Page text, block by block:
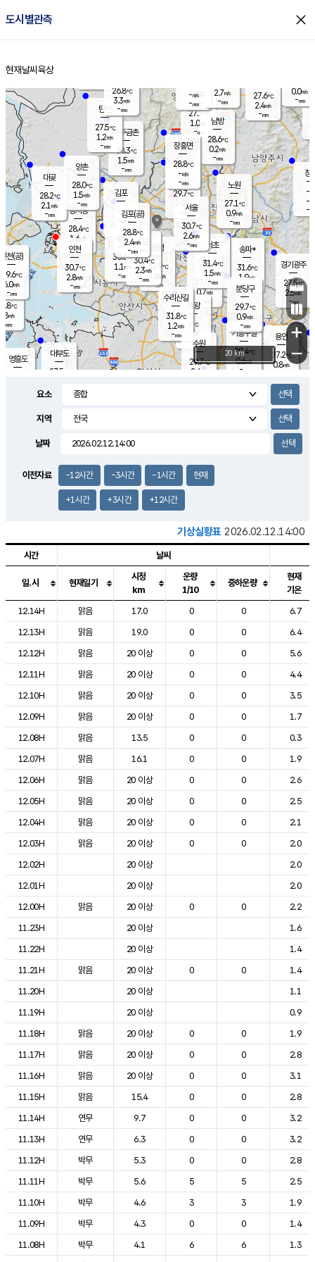
도시별관측 close
홈
현재날씨 육상
의도
℃
m/s
mm
영흥도
양주
27.7℃
1.0
-mm
과천
27.0℃
0.7m/s
- mm
용인
27.2℃
0.8m/s
경기광주
27.5℃
2.5m/s
-mm
1.1m/s
대부도
27.5
경서동
28.4℃
1.6 m/s
-mm
파주금촌
28.3℃
1.5m/s
-mm
27.6℃
2.4m/s
-mm
대곶
28.2℃
2.1 m/s
-mm
창
-
-m/
-
탄현
27.5℃
1.2m/s
-mm
0.0m/s
-mm
의왕
- ℃
m/s
mm
김포
- ℃
-m/s
mm
광명
32.9 ℃
1.6 m/s
-mm
부천
30.6℃
1.1 m/s
-mm
양촌
28.0℃
1.5m/s
-mm
구로
30.4℃
2.3m/s
-mm
은평
29.7℃
2.9 m/s
- mm
노원
27.1℃
0.9m/s
-mm
송파*
31.6℃
1.9m/s
-mm
서초
31.4℃
1.5m/s
-mm
남방
28.6℃
0.2m/s
-mm
기흥구갈
29.4℃
0.6m/s
-
수리산길
31.8℃
1.2m/s
-mm
분당구
29.7℃
0.9m/s
-mm
장흥면
28.8℃
-m/s
-mm
-m/s
-mm
인천(공)
29.6℃
6.0m/s
-mm
김포(공)
28.8℃
2.4m/s
-mm
수원
29.7℃
2.4 m/s
인천
30.7℃
2.8m/s
-mm
서울
30.7℃
2.6m/s
-mm
26.8℃
3.3m/s
-mm
2.7m/s
-mm
+
−
20 km
요소
지역
날짜
이전자료 -12시간 -3시간 -1시간 현재
+1시간 +3시간 +12시간
기상실황표 2026.02.12.14:00
도시별 기상실황표로 지점, 날씨, 기온, 강수, 바람, 기압등을 안내한 표입
시간 날씨
일.시 현재일기
시정
km
운량
1/10
중하운량
현재
기온
12.14H
맑음 17.0 0 0
6.7
12.13H
맑음 19.0 0 0
6.4
12.12H
맑음 20 이상 0 0
5.6
12.11H
맑음 20 이상 0 0
4.4
12.10H
맑음 20 이상 0 0
3.5
12.09H
맑음 20 이상 0 0
1.7
12.08H
맑음 13.5 0 0
0.3
12.07H
맑음 16.1 0 0
1.9
12.06H
맑음 20 이상 0 0
2.6
12.05H
맑음 20 이상 0 0
2.5
12.04H
맑음 20 이상 0 0
2.1
12.03H
맑음 20 이상 0 0
2.0
12.02H
20 이상
2.0
12.01H
20 이상
2.0
12.00H
맑음 20 이상 0 0
2.2
11.23H
20 이상
1.6
11.22H
20 이상
1.4
11.21H
맑음 20 이상 0 0
1.4
11.20H
20 이상
1.1
11.19H
20 이상
0.9
11.18H
맑음 20 이상 0 0
1.9
11.17H
맑음 20 이상 0 0
2.8
11.16H
맑음 20 이상 0 0
3.1
11.15H
맑음 15.4 0 0
2.8
11.14H
연무 9.7 0 0
3.2
11.13H
연무 6.3 0 0
3.2
11.12H
박무 5.3 0 0
2.8
11.11H
박무 5.6 5 5
2.5
11.10H
박무 4.6 3 3
1.9
11.09H
박무 4.3 0 0
1.4
11.08H
박무 4.1 6 6
1.3